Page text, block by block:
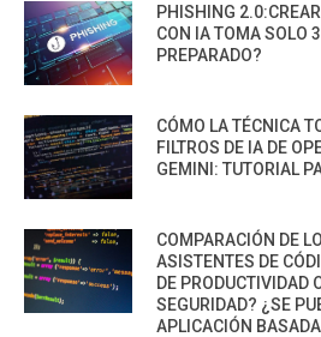
PHISHING
CON IA TOMA SOLO
PREPARADO?
CÓMO LA TÉCNICA
FILTROS DE IA DE
GEMINI: TUTORIAL
COMPARACIÓN DE
ASISTENTES DE
DE PRODUCTIVIDAD
SEGURIDAD? ¿SE
APLICACIÓN